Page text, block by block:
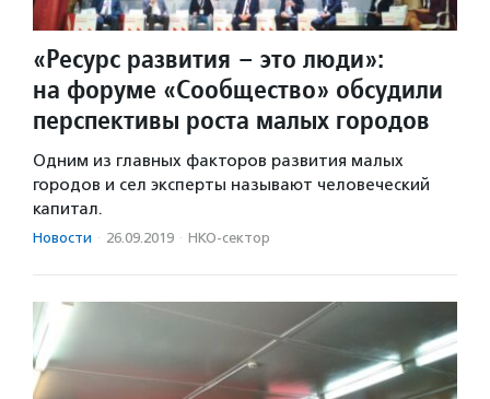
«Ресурс развития – это люди»:
на форуме «Сообщество» обсудили
перспективы роста малых городов
Одним из главных факторов развития малых
городов и сел эксперты называют человеческий
капитал.
Новости · 26.09.2019 · НКО-сектор